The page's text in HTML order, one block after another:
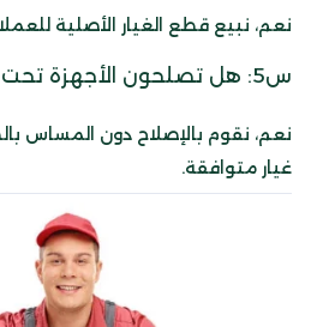
نعم، نبيع قطع الغيار الأصلية
س5: هل تصلحون الأجهزة تحت الضمان؟
نعم، نقوم بالإصلاح دون المساس
غيار متوافقة.